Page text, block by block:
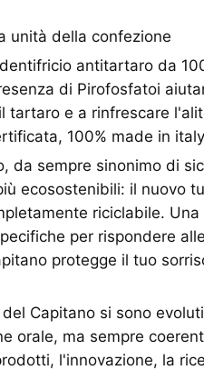
unità della confezione
antitartaro da
di Pirofosfatoi
tartaro e a rinfrescare
100% made in
da sempre sinonimo di
ecosostenibili: il nuovo
riciclabile. Una
per rispondere
protegge il tuo
Capitano si sono
orale, ma sempre
l'innovazione, la